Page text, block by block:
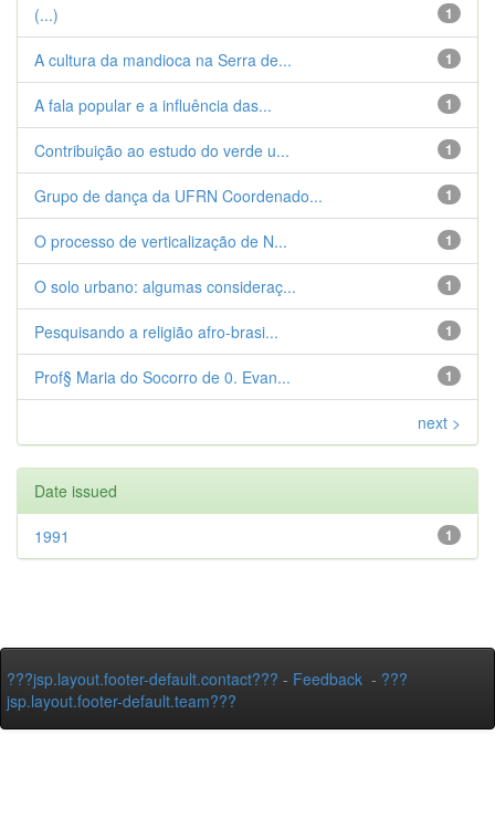
1
(...)
1
A cultura da mandioca na Serra de...
1
A fala popular e a influência das...
1
Contribuição ao estudo do verde u...
1
Grupo de dança da UFRN Coordenado...
1
O processo de verticalização de N...
1
O solo urbano: algumas consideraç...
1
Pesquisando a religião afro-brasi...
1
Prof§ Maria do Socorro de 0. Evan...
next >
Date issued
1
1991
???jsp.layout.footer-default.contact??? - Feedback - ???
jsp.layout.footer-default.team???